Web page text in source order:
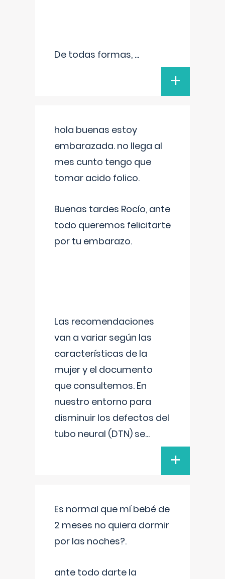
De todas formas, ...
+
hola buenas estoy
embarazada. no llega al
mes cunto tengo que
tomar acido folico.
Buenas tardes Rocío, ante
todo queremos felicitarte
por tu embarazo.
Las recomendaciones
van a variar según las
características de la
mujer y el documento
que consultemos. En
nuestro entorno para
disminuir los defectos del
tubo neural (DTN) se...
+
Es normal que mí bebé de
2 meses no quiera dormir
por las noches?.
ante todo darte la